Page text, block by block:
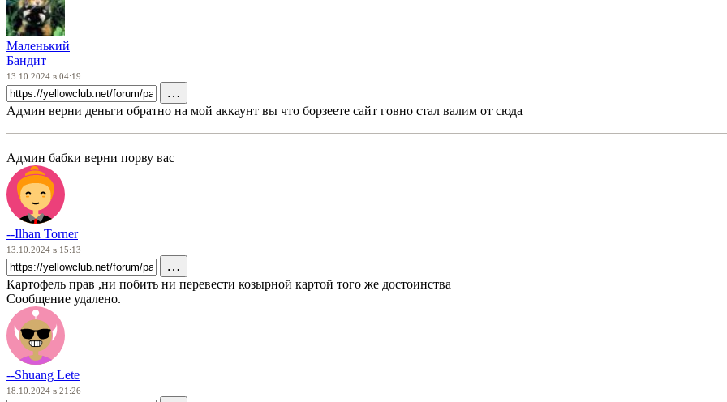
Маленький
Бандит
13.10.2024 в 04:19
…
Админ верни деньги обратно на мой аккаунт вы что борзеете сайт говно стал валим от сюда
Админ бабки верни порву вас
--Ilhan Torner
13.10.2024 в 15:13
…
Картофель прав ,ни побить ни перевести козырной картой того же достоинства
Сообщение удалено.
--Shuang Lete
18.10.2024 в 21:26